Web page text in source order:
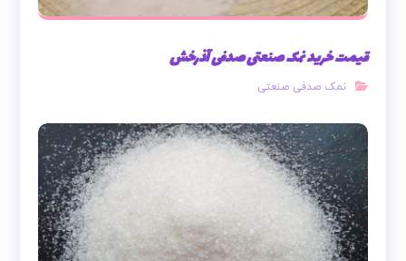
قیمت خرید نمک صنعتی صدفی آذرخش
نمک صدفی صنعتی